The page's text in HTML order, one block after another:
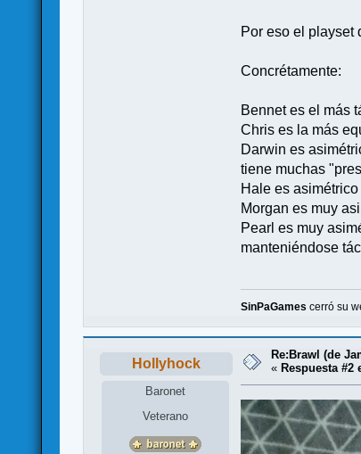
Por eso el playset
Concrétamente:
Bennet es el más
Chris es la más
Darwin es
tiene muchas
Hale es
Morgan es muy
Pearl es muy
manteniéndose
SinPaGames cerró su
Hollyhock
Baronet
Veterano
Re:Brawl (de
«Respuesta #2